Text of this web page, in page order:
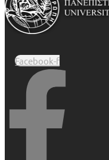
Facebook-f